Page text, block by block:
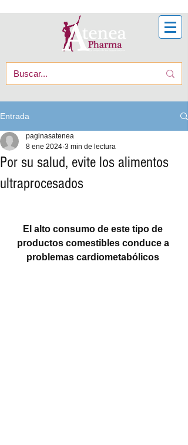
Entrada
Por su salud, evite los alimentos
ultraprocesados
paginasatenea
8 ene 2024 3 min de lectura
El alto consumo de este tipo de
productos comestibles conduce a
problemas cardiometabólicos